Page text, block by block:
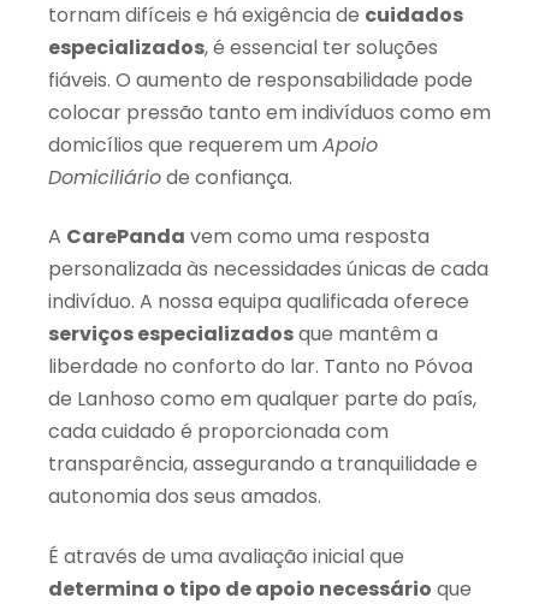
tornam difíceis e há exigência de cuidados
especializados, é essencial ter soluções
fiáveis. O aumento de responsabilidade pode
colocar pressão tanto em indivíduos como em
domicílios que requerem um Apoio
Domiciliáriode confiança.
A CarePanda vem como uma resposta
personalizada às necessidades únicas de cada
indivíduo. A nossa equipa qualificada oferece
serviços especializadosque mantêm a
liberdade no conforto do lar. Tanto no Póvoa
de Lanhoso como em qualquer parte do país,
cada cuidado é proporcionada com
transparência, assegurando a tranquilidade e
autonomia dos seus amados.
É através de uma avaliação inicial que
determina o tipo de apoio necessário que